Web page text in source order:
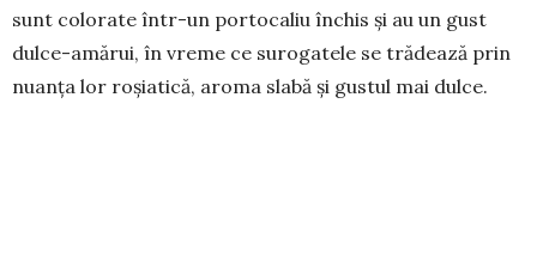
sunt colorate într-un portocaliu închis și au un gust
dulce-amărui, în vreme ce suroga­tele se trădează prin
nuanța lor roșiatică, aroma slabă și gustul mai dulce.